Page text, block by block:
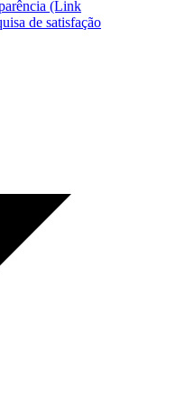
(Link
de satisfação